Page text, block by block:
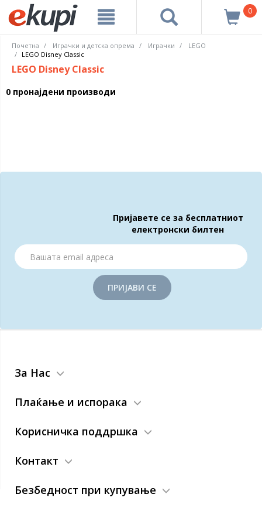
0
Почетна Играчки и детска опрема Играчки
LEGO
LEGO Disney Classic
LEGO Disney Classic
0 пронајдени производи
Пријавете се за бесплатниот
електронски билтен
ПРИЈАВИ СЕ
За Нас
Плаќање и испорака
Корисничка поддршка
Контакт
Безбедност при купување